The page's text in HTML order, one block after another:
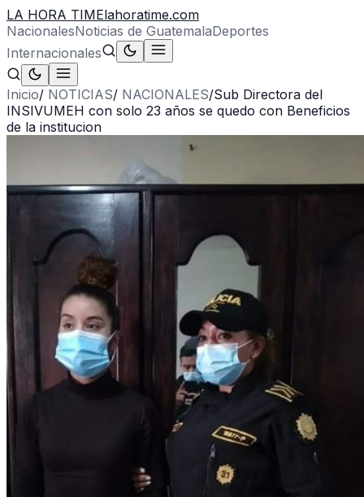
LA HORA TIMElahoratime.com
NacionalesNoticias de GuatemalaDeportes
Internacionales
Inicio/ NOTICIAS/ NACIONALES/Sub Directora del
INSIVUMEH con solo 23 años se quedo con Beneficios
de la institucion